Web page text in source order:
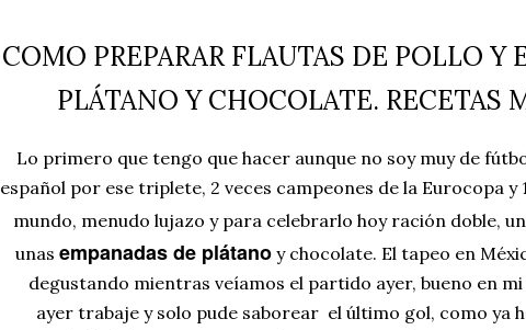
COMO PREPARAR FLAUTAS DE POLLO Y
PLÁTANO Y CHOCOLATE. RECETAS
Lo primero que tengo que hacer aunque no soy muy de
español por ese triplete, 2 veces campeones de la Eurocopa y
mundo, menudo lujazo y para celebrarlo hoy ración doble,
unas empanadas de plátano y chocolate. El tapeo en
degustando mientras veíamos el partido ayer, bueno en
ayer trabaje y solo pude saborear el último gol, como ya